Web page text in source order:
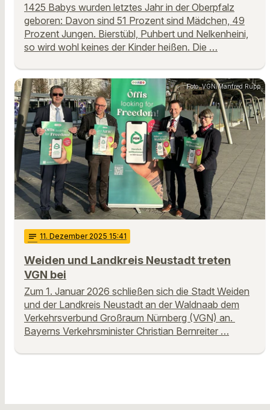
1425 Babys wurden letztes Jahr in der Oberpfalz
geboren: Davon sind 51 Prozent sind Mädchen, 49
Prozent Jungen. Bierstübl, Puhbert und Nelkenheini,
so wird wohl keines der Kinder heißen. Die …
Foto: VGN/Manfred Rupp
notes 11. Dezember 2025 15:41
Weiden und Landkreis Neustadt treten
VGN bei
Zum 1. Januar 2026 schließen sich die Stadt Weiden
und der Landkreis Neustadt an der Waldnaab dem
Verkehrsverbund Großraum Nürnberg (VGN) an.
Bayerns Verkehrsminister Christian Bernreiter …